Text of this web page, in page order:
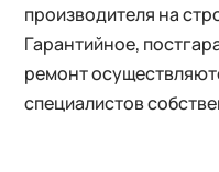
производителя на
Гарантийное,
ремонт
специалистов